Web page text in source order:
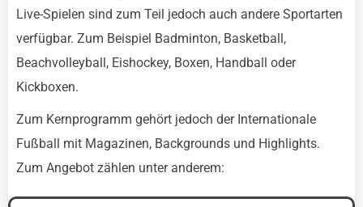
Live-Spielen sind zum Teil jedoch auch andere Sportarten
verfügbar. Zum Beispiel Badminton, Basketball,
Beachvolleyball, Eishockey, Boxen, Handball oder
Kickboxen.
Zum Kernprogramm gehört jedoch der Internationale
Fußball mit Magazinen, Backgrounds und Highlights.
Zum Angebot zählen unter anderem: